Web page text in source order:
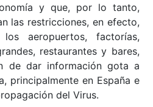
y que, por lo tanto,
las restricciones, en efecto,
aeropuertos, factorías,
restaurantes y bares,
de dar información gota a
principalmente en España e
del Virus.